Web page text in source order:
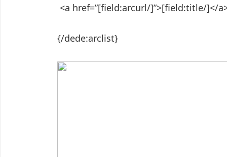
<a href=”[field:arcurl/]”>[field:title/]</
{/dede:arclist}